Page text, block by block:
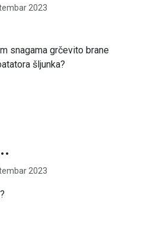
2023
snagama grčevito brane
šljunka?
2023